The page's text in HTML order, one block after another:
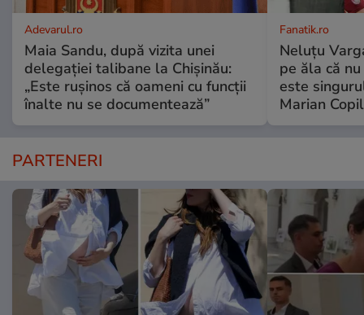
Adevarul.ro
Maia Sandu, după vizita unei
delegației talibane la Chișinău:
„Este rușinos că oameni cu funcții
înalte nu se documentează”
Fanatik.ro
Neluțu
pe ăla că
este
Marian
PARTENERI